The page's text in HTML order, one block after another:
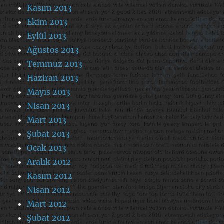
Kasım 2013
Ekim 2013
Eylül 2013
Ağustos 2013
Temmuz 2013
Haziran 2013
Mayıs 2013
Nisan 2013
Mart 2013
Şubat 2013
Ocak 2013
Aralık 2012
Kasım 2012
Nisan 2012
Mart 2012
Şubat 2012